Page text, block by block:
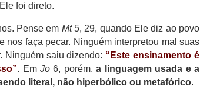
foi direto.
Pense em Mt5, 29, quando Ele diz ao povo
faça pecar. Ninguém interpretou mal suas
Ninguém saiu dizendo: “Este ensinamento é
. EmJo 6, porém,a linguagem usada e a
literal, não hiperbólico ou metafórico.